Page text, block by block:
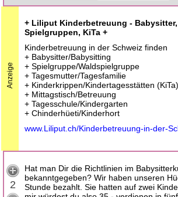
Anzeige
+ Liliput Kinderbetreuung - Babysitter,
Spielgruppen, KiTa +
Kinderbetreuung in der Schweiz finden
+ Babysitter/Babysitting
+ Spielgruppe/Waldspielgruppe
+ Tagesmutter/Tagesfamilie
+ Kinderkrippen/Kindertagesstätten (KiTa)
+ Mittagstisch/Betreuung
+ Tagesschule/Kindergarten
+ Chinderhüeti/Kinderhort
www.Liliput.ch/Kinderbetreuung-in-der-
2
Hat man Dir die Richtlinien im
bekanntgegeben? Wir haben unseren
Stunde bezahlt. Sie hatten auf zwei